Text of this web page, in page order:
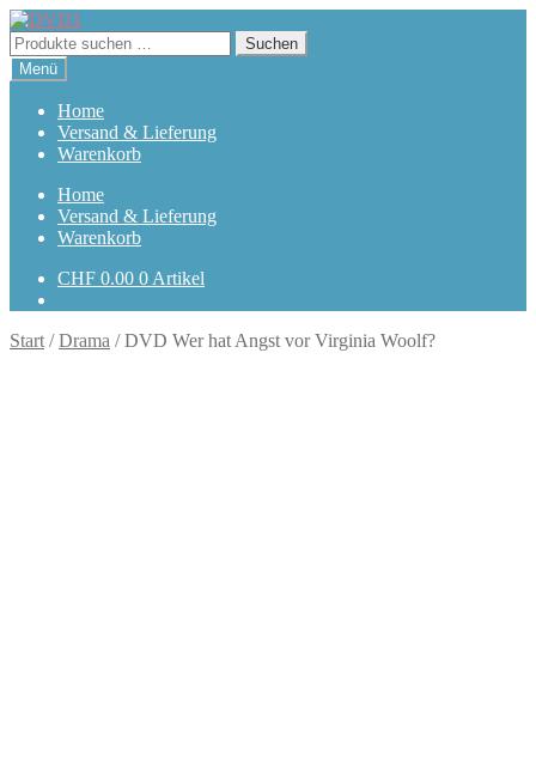
Zur
Navigation
springen
Zum
Inhalt
springen
Suchen
nach:
Suchen
Menü
Home
Versand & Lieferung
Warenkorb
Home
Versand & Lieferung
Warenkorb
CHF 0.00 0 Artikel
Start /Drama /DVD Wer hat Angst vor Virginia Woolf?